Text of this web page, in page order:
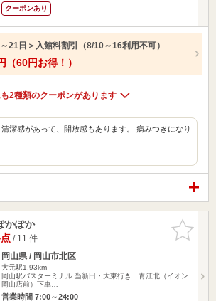
クーポンあり
21日＞入館料割引（8/10～16利用不可）
（60円お得！）
2種類のクーポンがあります
潔感があって、開放感もあります。 病みつきになり
お気に入
りに追加
かぽか
/ 11 件
岡山県 / 岡山市北区
大元駅1.93km
岡山駅バスターミナル 当新田・大東行き 青江北（イオン
岡山店前）下車…
営業時間 7:00～24:00